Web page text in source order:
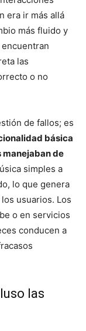
era ir más allá
más fluido y
las
o no
de fallos; es
básica
manejaban de
simples a
lo que genera
usuarios. Los
o en servicios
conducen a
las